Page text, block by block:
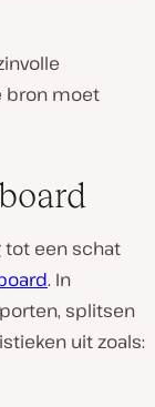
bron moet
tot een schat
. In
splitsen
uit zoals: